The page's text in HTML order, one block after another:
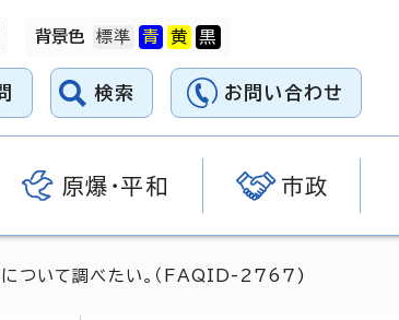
背景色
検索 お問い合わせ
原爆・平和 市政
ついて調べたい。（FAQID-2767)